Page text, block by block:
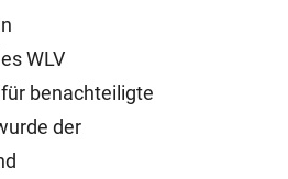
WLV
benachteiligte
der